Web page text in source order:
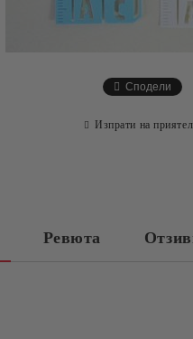
Сподели
Изпрати на приятел
Ревюта